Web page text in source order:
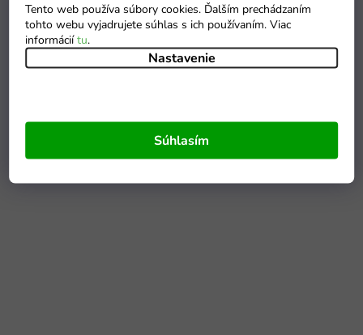
Tento web používa súbory cookies. Ďalším prechádzaním
tohto webu vyjadrujete súhlas s ich používaním. Viac
informáciítu.
Nastavenie
Súhlasím